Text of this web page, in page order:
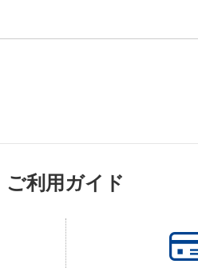
ご利用ガイド